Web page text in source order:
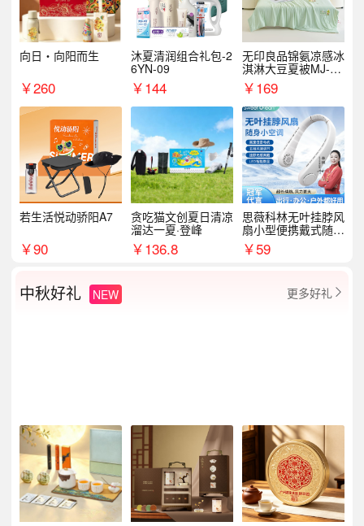
向日・向阳而生
￥260
沐夏清润组合礼包-2
6YN-09
￥144
无印良品锦氨凉感冰
淇淋大豆夏被MJ-B2
025-0193
￥169
若生活悦动骄阳A7
￥90
贪吃猫文创夏日清凉
溜达一夏·登峰
￥136.8
思薇科林无叶挂脖风
扇小型便携戴式随身
挂脖子降温神器
￥59
中秋好礼 NEW 更多好礼 